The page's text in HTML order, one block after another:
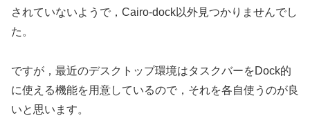
されていないようで，Cairo-dock以外見つかりませんでし
た。
ですが，最近のデスクトップ環境はタスクバーをDock的
に使える機能を用意しているので，それを各自使うのが良
いと思います。